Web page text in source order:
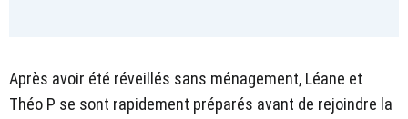
Après avoir été réveillés sans ménagement, Léane et
Théo P se sont rapidement préparés avant de rejoindre la